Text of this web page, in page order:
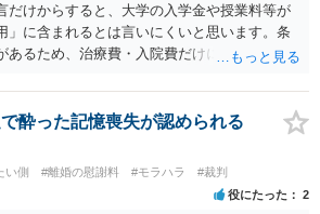
だけからすると、大学の入学金や授業料等が
」に含まれるとは言いにくいと思います。条
あるため、治療費・入院費だけに限定される
、病気や事故によって臨時に必要となった医
特別支出を念頭に置いた条項と読むのが自然
の入学金、授業料、受験費用などの教育費に
あるから当然に半額を請求できる」とまで
す。なお、通常、大学進学費用をどこまで負
離婚時の合意内容のほか、子どもの年齢、大
酔った記憶喪失が認められる
い側 #離婚の慰謝料 #モラハラ #裁判
役にたった 2